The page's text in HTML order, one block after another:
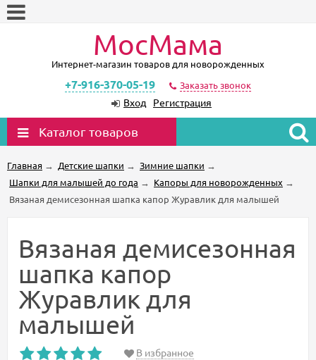
МосМама
Интернет-магазин товаров для новорожденных
+7-916-370-05-19 Заказать звонок
Вход Регистрация
Каталог товаров
Главная → Детские шапки → Зимние шапки →
Шапки для малышей до года → Капоры для новорожденных →
Вязаная демисезонная шапка капор Журавлик для малышей
Вязаная демисезонная
шапка капор
Журавлик для
малышей
В избранное